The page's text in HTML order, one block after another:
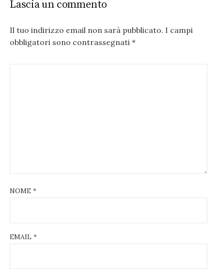
Lascia un commento
Il tuo indirizzo email non sarà pubblicato. I campi
obbligatori sono contrassegnati *
NOME *
EMAIL *